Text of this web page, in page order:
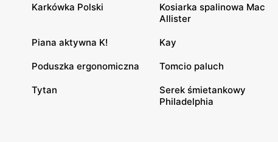
Karkówka Polski
Kosiarka spalinowa Mac
Allister
Piana aktywna K! Kay
Poduszka ergonomiczna Tomcio paluch
Tytan
Serek śmietankowy
Philadelphia